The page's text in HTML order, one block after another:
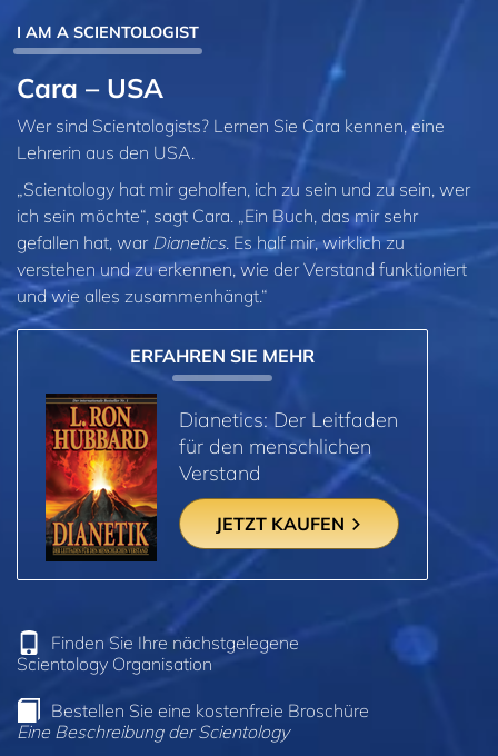
I AM A SCIENTOLOGIST
Cara – USA
Wer sind Scientologists? Lernen Sie Cara kennen, eine
Lehrerin aus den USA.
„Scientology hat mir geholfen, ich zu sein und zu sein, wer
ich sein möchte“, sagt Cara. „Ein Buch, das mir sehr
gefallen hat, war Dianetics. Es half mir, wirklich zu
verstehen und zu erkennen, wie der Verstand funktioniert
und wie alles zusammenhängt.“
ERFAHREN SIE MEHR
Dianetics: Der Leitfaden
für den menschlichen
Verstand
JETZT KAUFEN
Finden Sie Ihre nächstgelegene
Scientology Organisation
Bestellen Sie eine kostenfreie Broschüre
Eine Beschreibung der Scientology